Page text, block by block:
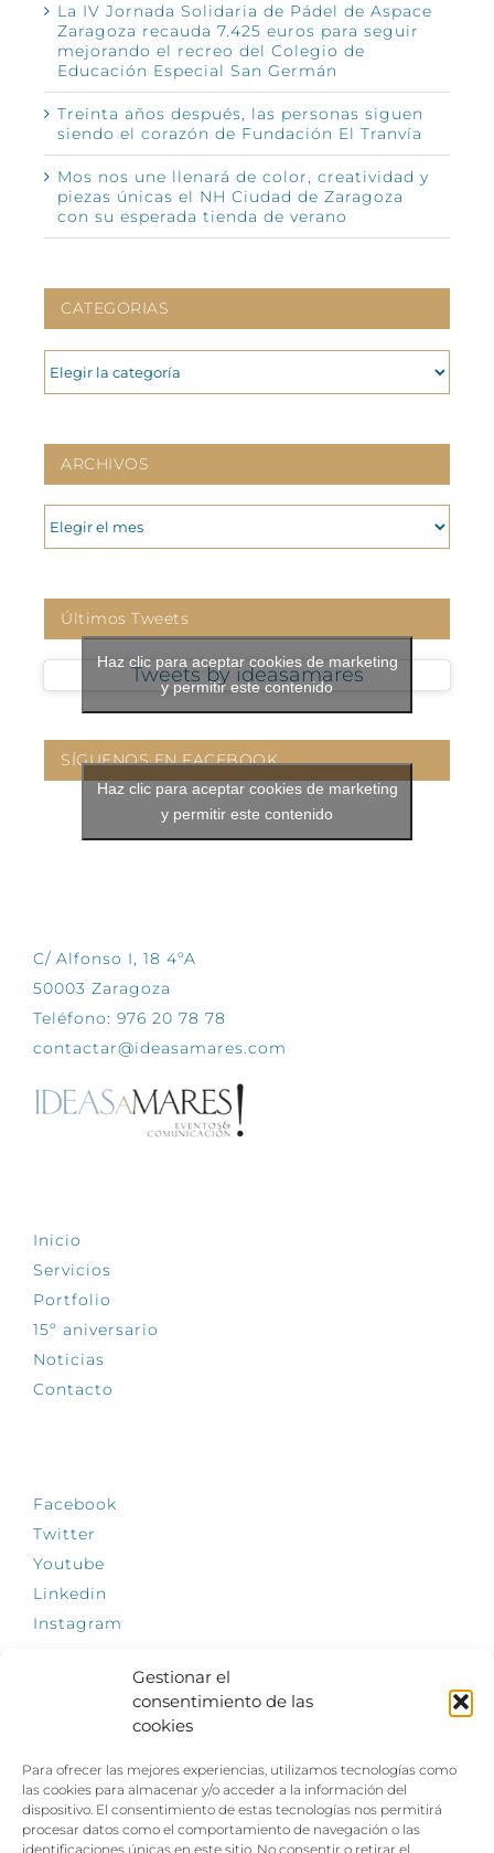
Gestionar el
consentimiento de las
cookies
Para ofrecer las mejores experiencias, utilizamos tecnologías como
las cookies para almacenar y/o acceder a la información del
dispositivo. El consentimiento de estas tecnologías nos permitirá
procesar datos como el comportamiento de navegación o las
identificaciones únicas en este sitio. No consentir o retirar el
La IV Jornada Solidaria de Pádel de Aspace
Zaragoza recauda 7.425 euros para seguir
mejorando el recreo del Colegio de
Educación Especial San Germán
Treinta años después, las personas siguen
siendo el corazón de Fundación El Tranvía
Mos nos une llenará de color, creatividad y
piezas únicas el NH Ciudad de Zaragoza
con su esperada tienda de verano
CATEGORIAS
CATEGORIAS
ARCHIVOS
ARCHIVOS
Últimos Tweets
Tweets by ideasamares
Haz clic para aceptar cookies de marketing
y permitir este contenido
SÍGUENOS EN FACEBOOK
Haz clic para aceptar cookies de marketing
y permitir este contenido
C/ Alfonso I, 18 4ºA
50003 Zaragoza
Teléfono: 976 20 78 78
contactar@ideasamares.com
Inicio
Servicios
Portfolio
15º aniversario
Noticias
Contacto
Facebook
Twitter
Youtube
Linkedin
Instagram
El empleo, la gran llave para una vida
independiente: Fundación Dfa reclama un
impulso decidido a la inclusión laboral de las
personas con discapacidad